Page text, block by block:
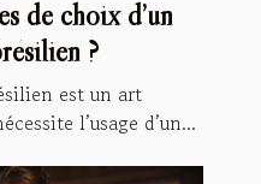
de choix d’un
?
est un art
l’usage d’un...